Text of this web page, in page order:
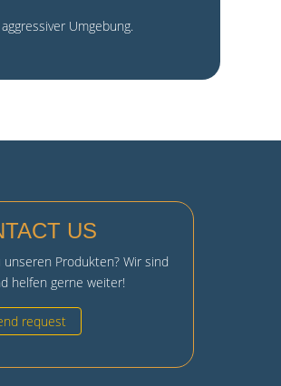
Umgebung.
US
unseren Produkten? Wir sind
helfen gerne weiter!
request